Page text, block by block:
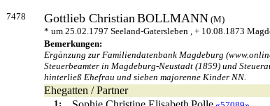
7478 Gottlieb ChristianBOLLMANN (M)
* um 25.02.1797 Seeland-Gatersleben , + 10.08.1873
Bemerkungen:
Ergänzung zur Familiendatenbank Magdeburg
Steuerbeamter in Magdeburg-Neustadt (1859) und
hinterließ Ehefrau und sieben majorenne Kinder NN.
Ehegatten / Partner
1: